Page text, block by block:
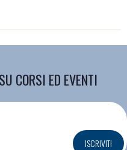
CORSI ED EVENTI
ISCRIVITI